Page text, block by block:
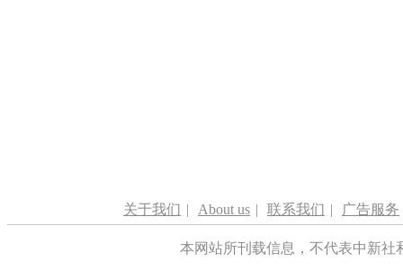
关于我们 | About us | 联系我们 | 广告服务
本网站所刊载信息，不代表中新